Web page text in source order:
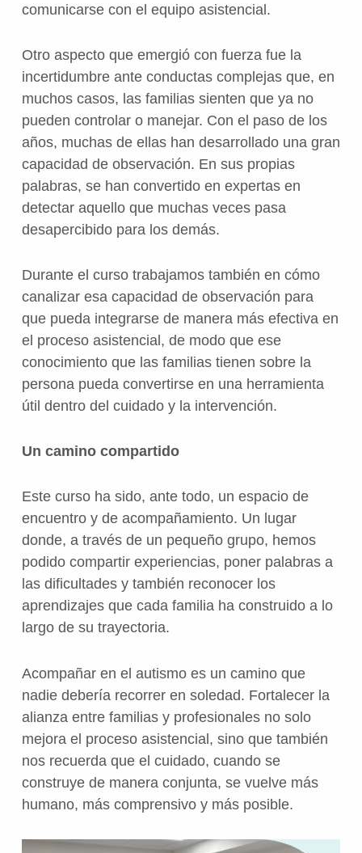
comunicarse con el equipo asistencial.
Otro aspecto que emergió con fuerza fue la
incertidumbre ante conductas complejas que, en
muchos casos, las familias sienten que ya no
pueden controlar o manejar. Con el paso de los
años, muchas de ellas han desarrollado una gran
capacidad de observación. En sus propias
palabras, se han convertido en expertas en
detectar aquello que muchas veces pasa
desapercibido para los demás.
Durante el curso trabajamos también en cómo
canalizar esa capacidad de observación para
que pueda integrarse de manera más efectiva en
el proceso asistencial, de modo que ese
conocimiento que las familias tienen sobre la
persona pueda convertirse en una herramienta
útil dentro del cuidado y la intervención.
Un camino compartido
Este curso ha sido, ante todo, un espacio de
encuentro y de acompañamiento. Un lugar
donde, a través de un pequeño grupo, hemos
podido compartir experiencias, poner palabras a
las dificultades y también reconocer los
aprendizajes que cada familia ha construido a lo
largo de su trayectoria.
Acompañar en el autismo es un camino que
nadie debería recorrer en soledad. Fortalecer la
alianza entre familias y profesionales no solo
mejora el proceso asistencial, sino que también
nos recuerda que el cuidado, cuando se
construye de manera conjunta, se vuelve más
humano, más comprensivo y más posible.